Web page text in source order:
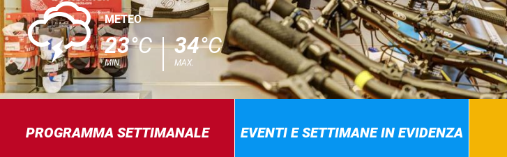
0 METEO
23°C
MIN.
34°C
MAX.
PROGRAMMA SETTIMANALE EVENTI E SETTIMANE IN EVIDENZA